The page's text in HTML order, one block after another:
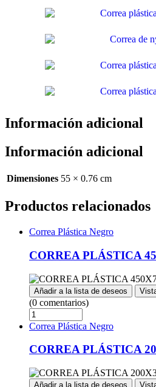
Información adicional
Información adicional
Dimensiones 55 × 0.76 cm
Productos relacionados
Correa Plástica Negro
CORREA PLÁSTICA
Añadir a la lista de deseos
(0 comentarios)
Correa Plástica Negro
CORREA PLÁSTICA
Añadir a la lista de deseos